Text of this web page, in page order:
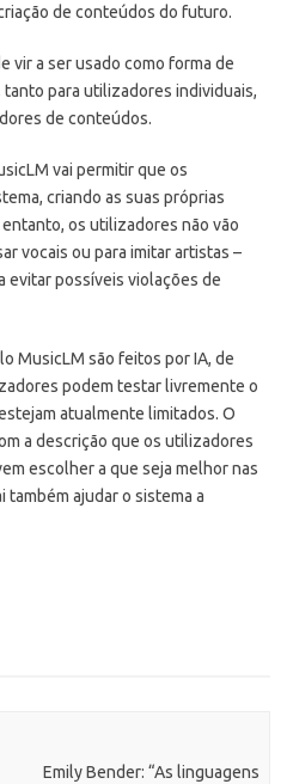
de conteúdos do futuro.
vir a ser usado como forma de
para utilizadores individuais,
de conteúdos.
vai permitir que os
criando as suas próprias
os utilizadores não vão
vocais ou para imitar artistas –
evitar possíveis violações de
MusicLM são feitos por IA, de
podem testar livremente o
atualmente limitados. O
a descrição que os utilizadores
escolher a que seja melhor nas
também ajudar o sistema a
Emily Bender: “As linguagens